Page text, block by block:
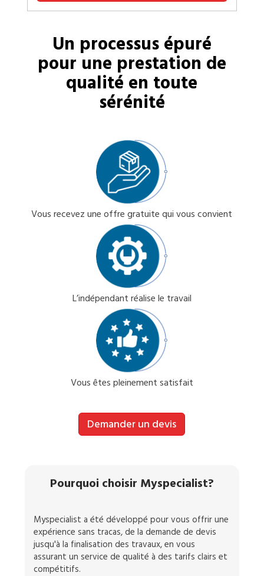
Un processus épuré
pour une prestation de
qualité en toute
sérénité
Vous recevez une offre gratuite qui vous convient
L’indépendant réalise le travail
Vous êtes pleinement satisfait
Demander un devis
Pourquoi choisir Myspecialist?
Myspecialist a été développé pour vous offrir une
expérience sans tracas, de la demande de devis
jusqu'à la finalisation des travaux, en vous
assurant un service de qualité à des tarifs clairs et
compétitifs.